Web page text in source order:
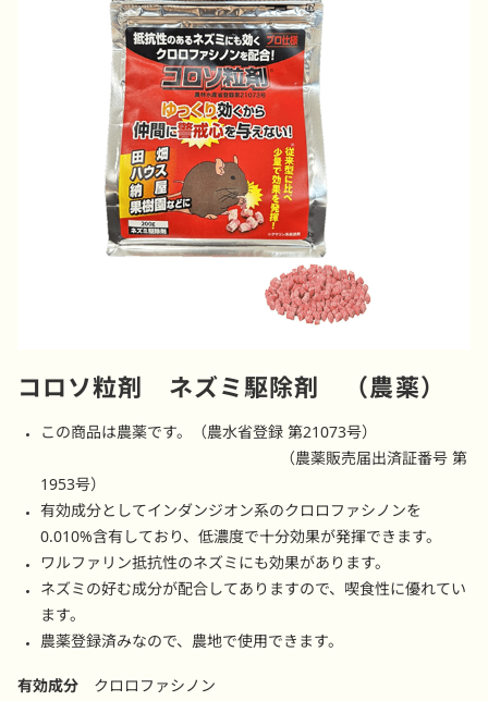
コロソ粒剤 ネズミ駆除剤 （農薬）
この商品は農薬です。（農水省登録 第21073号）
（農薬販売届出済証番号 第
1953号）
有効成分としてインダンジオン系のクロロファシノンを
0.010%含有しており、低濃度で十分効果が発揮できます。
ワルファリン抵抗性のネズミにも効果があります。
ネズミの好む成分が配合してありますので、喫食性に優れてい
ます。
農薬登録済みなので、農地で使用できます。
有効成分
クロロファシノン